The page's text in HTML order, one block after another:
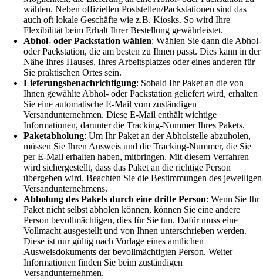
wählen. Neben offiziellen Poststellen/Packstationen sind das
auch oft lokale Geschäfte wie z.B. Kiosks. So wird Ihre
Flexibilität beim Erhalt Ihrer Bestellung gewährleistet.
Abhol- oder Packstation wählen: Wählen Sie dann die Abhol-
oder Packstation, die am besten zu Ihnen passt. Dies kann in der
Nähe Ihres Hauses, Ihres Arbeitsplatzes oder eines anderen für
Sie praktischen Ortes sein.
Lieferungsbenachrichtigung: Sobald Ihr Paket an die von
Ihnen gewählte Abhol- oder Packstation geliefert wird, erhalten
Sie eine automatische E-Mail vom zuständigen
Versandunternehmen. Diese E-Mail enthält wichtige
Informationen, darunter die Tracking-Nummer Ihres Pakets.
Paketabholung: Um Ihr Paket an der Abholstelle abzuholen,
müssen Sie Ihren Ausweis und die Tracking-Nummer, die Sie
per E-Mail erhalten haben, mitbringen. Mit diesem Verfahren
wird sichergestellt, dass das Paket an die richtige Person
übergeben wird. Beachten Sie die Bestimmungen des jeweiligen
Versandunternehmens.
Abholung des Pakets durch eine dritte Person: Wenn Sie Ihr
Paket nicht selbst abholen können, können Sie eine andere
Person bevollmächtigen, dies für Sie tun. Dafür muss eine
Vollmacht ausgestellt und von Ihnen unterschrieben werden.
Diese ist nur gültig nach Vorlage eines amtlichen
Ausweisdokuments der bevollmächtigten Person. Weiter
Informationen finden Sie beim zuständigen
Versandunternehmen.